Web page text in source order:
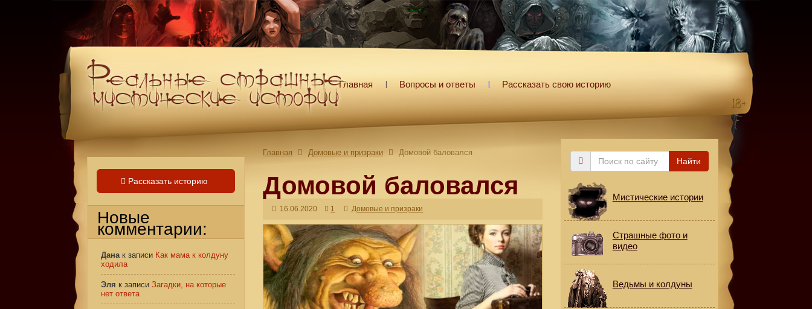
Главная Вопросы и ответы Рассказать свою историю
Главная Домовые и призраки Домовой баловался
Домовой баловался
16.06.2020 1 Домовые и призраки
Рассказать историю
Новые
комментарии:
Данак записи Как мама к колдуну
ходила
Эля к записи Загадки, на которые
нет ответа
Поиск
Найти
Мистические истории
Страшные фото и
видео
Ведьмы и колдуны